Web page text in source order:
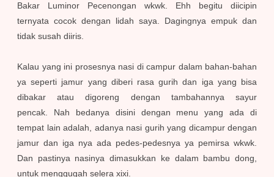
Bakar Luminor Pecenongan wkwk. Ehh begitu diicipin
ternyata cocok dengan lidah saya. Dagingnya empuk dan
tidak susah diiris.
Kalau yang ini prosesnya nasi di campur dalam bahan-bahan
ya seperti jamur yang diberi rasa gurih dan iga yang bisa
dibakar atau digoreng dengan tambahannya sayur
pencak. Nah bedanya disini dengan menu yang ada di
tempat lain adalah, adanya nasi gurih yang dicampur dengan
jamur dan iga nya ada pedes-pedesnya ya pemirsa wkwk.
Dan pastinya nasinya dimasukkan ke dalam bambu dong,
untuk menggugah selera xixi.